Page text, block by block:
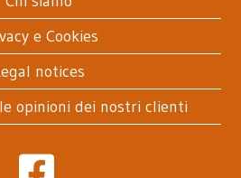
e Cookies
notices
opinioni dei nostri clienti